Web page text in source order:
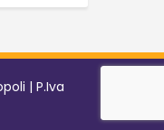
| P.Iva